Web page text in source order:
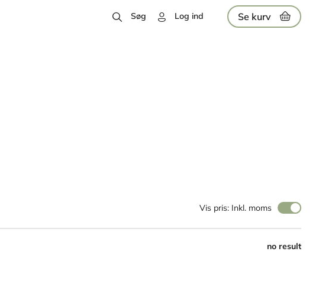
Søg Log ind Se kurv
Vis pris: Inkl. moms
no result